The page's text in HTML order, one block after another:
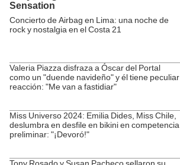
Concierto de Airbag en Lima: una noche de
rock y nostalgia en el Costa 21
Valeria Piazza disfraza a Óscar del Portal
como un "duende navideño" y él tiene peculiar
reacción: "Me van a fastidiar"
Miss Universo 2024: Emilia Dides, Miss Chile,
deslumbra en desfile en bikini en competencia
preliminar: "¡Devoró!"